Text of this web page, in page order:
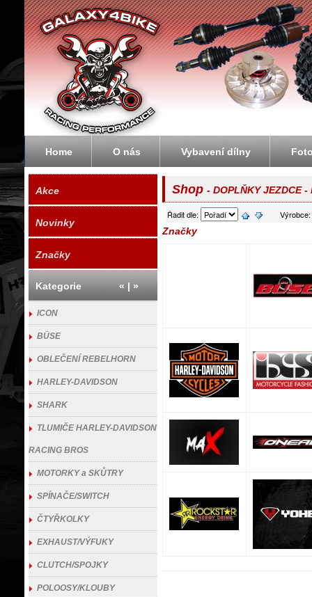
Galaxybike.cz - motorky, čtyřkolky,
Shop - DOPLŇKY JEZDCE -
Řadit dle:
Výrobce:
Značky
Akce
Novinky
Značky
Kategorie « | »
ICON
BÜSE
OBLEČENÍ REBELHORN
HARLEY-DAVIDSON
SHARK
TLUMIČE HARLEY-DAVIDSON
RACING BROS
MOTORKY a SKŮTRY
SPÍNAČE/SWITCH
ČTYŘKOLKY
EXHAUST/VÝFUKY
CLUTCH/SPOJKY
POLOOSY/KLOUBY
Home O nás Vybavení dílny